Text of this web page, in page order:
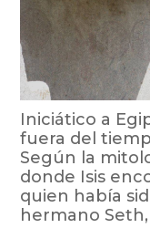
Iniciático a
fuera del
Según la
donde Isis
quien había
hermano